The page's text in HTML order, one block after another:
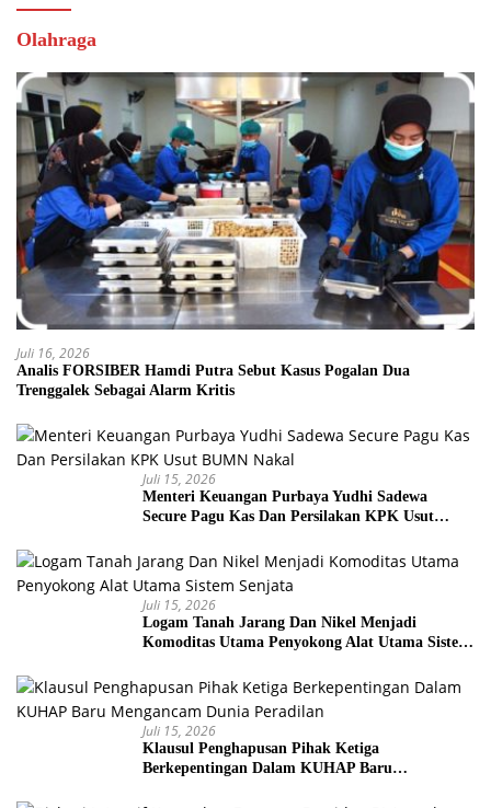
Olahraga
Juli 16, 2026
Analis FORSIBER Hamdi Putra Sebut Kasus Pogalan Dua
Trenggalek Sebagai Alarm Kritis
Juli 15, 2026
Menteri Keuangan Purbaya Yudhi Sadewa
Secure Pagu Kas Dan Persilakan KPK Usut
Juli 15, 2026
Logam Tanah Jarang Dan Nikel Menjadi
Komoditas Utama Penyokong Alat Utama Sistem
Juli 15, 2026
Klausul Penghapusan Pihak Ketiga
Berkepentingan Dalam KUHAP Baru